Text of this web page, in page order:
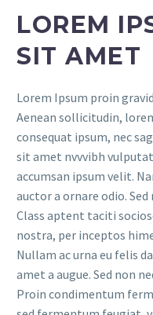
LOREM
SIT AMET
Lorem Ipsum proin
Aenean sollicitudin,
consequat ipsum, nec
sit amet nvvvibh
accumsan ipsum velit.
auctor a ornare odio.
Class aptent taciti
nostra, per inceptos
Nullam ac urna eu felis
amet a augue. Sed non
Proin condimentum